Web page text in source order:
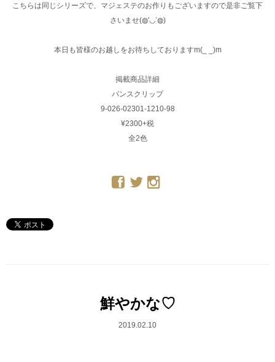
こちらは同じシリーズで、マジェステのお作りもございますので是非ご覧下
さいませ(◍′◡‵◍)
本日も皆様のお越しをお待ちしておりますm(_ _)m
掲載商品詳細
バンスクリップ
9-026-02301-1210-98
¥2300+税
全2色
鮮やかな♡
2019.02.10